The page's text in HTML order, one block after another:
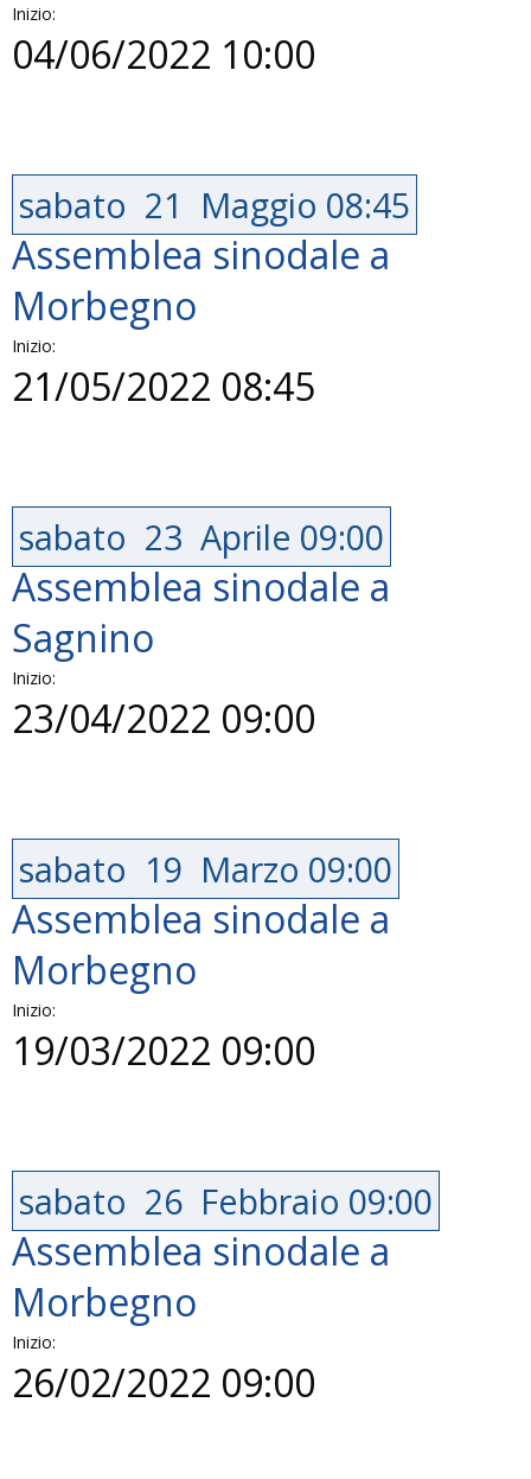
Inizio:
04/06/2022 10:00
sabato 21 Maggio 08:45
Assemblea sinodale a
Morbegno
Inizio:
21/05/2022 08:45
sabato 23 Aprile 09:00
Assemblea sinodale a
Sagnino
Inizio:
23/04/2022 09:00
sabato 19 Marzo 09:00
Assemblea sinodale a
Morbegno
Inizio:
19/03/2022 09:00
sabato 26 Febbraio 09:00
Assemblea sinodale a
Morbegno
Inizio:
26/02/2022 09:00